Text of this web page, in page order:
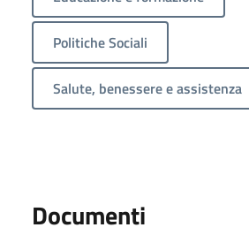
Politiche Sociali
Salute, benessere e assistenza
Documenti